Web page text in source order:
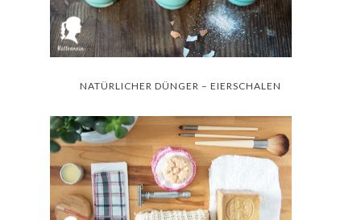
NATÜRLICHER DÜNGER – EIERSCHALEN